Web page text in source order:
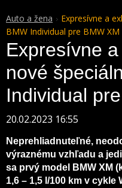
Auto a žena
Expresívne a
BMW Individual pre BMW XM
Expresívne
nové
Individual
20.02.2023 16:55
Neprehliadnuteľné,
výraznému vzhľadu a
sa prvý model BMW XM
1,6 – 1,5 l/100 km v